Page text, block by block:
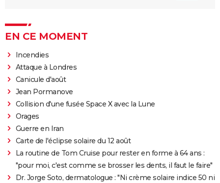
EN CE MOMENT
Incendies
Attaque à Londres
Canicule d'août
Jean Pormanove
Collision d'une fusée Space X avec la Lune
Orages
Guerre en Iran
Carte de l'éclipse solaire du 12 août
La routine de Tom Cruise pour rester en forme à 64 ans :
"pour moi, c'est comme se brosser les dents, il faut le faire"
Dr. Jorge Soto, dermatologue : "Ni crème solaire indice 50 ni